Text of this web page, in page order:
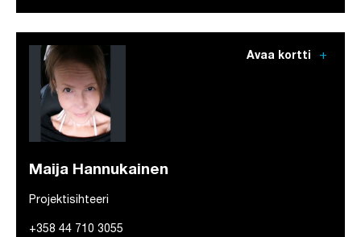
Avaa kortti add
Maija Hannukainen
Projektisihteeri
+358 44 710 3055